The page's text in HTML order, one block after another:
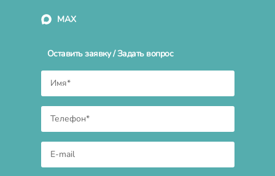
MAX
Оставить заявку / Задать вопрос